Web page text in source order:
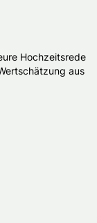
Hochzeitsrede
aus